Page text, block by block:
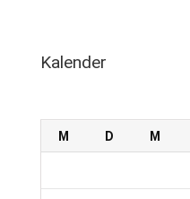
Kalender
M D M